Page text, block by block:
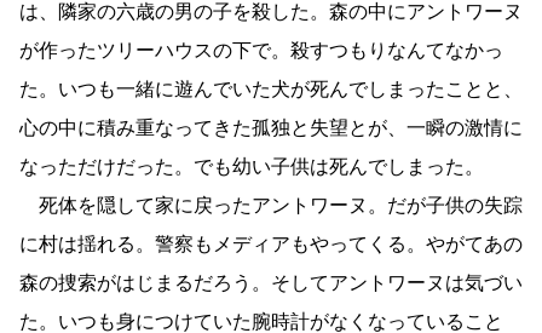
は、隣家の六歳の男の子を殺した。森の中にアントワーヌ
が作ったツリーハウスの下で。殺すつもりなんてなかっ
た。いつも一緒に遊んでいた犬が死んでしまったことと、
心の中に積み重なってきた孤独と失望とが、一瞬の激情に
なっただけだった。でも幼い子供は死んでしまった。
死体を隠して家に戻ったアントワーヌ。だが子供の失踪
に村は揺れる。警察もメディアもやってくる。やがてあの
森の捜索がはじまるだろう。そしてアントワーヌは気づい
た。いつも身につけていた腕時計がなくなっていること